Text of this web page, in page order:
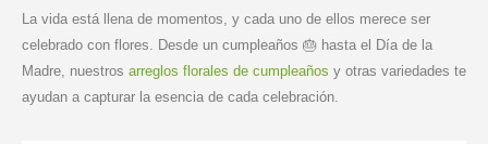
La vida está llena de momentos, y cada uno de ellos merece ser
celebrado con flores. Desde un cumpleaños 🎂 hasta el Día de la
Madre, nuestros arreglos florales de cumpleaños y otras variedades te
ayudan a capturar la esencia de cada celebración.